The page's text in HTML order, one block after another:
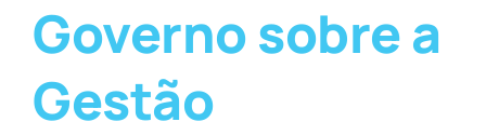
Governo sobre a
Gestão